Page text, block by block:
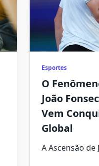
Esportes
O
João
Vem
Global
A Ascensão de